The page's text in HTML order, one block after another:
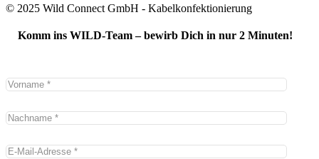
© 2025 Wild Connect GmbH - Kabelkonfektionierung
Komm ins WILD-Team – bewirb Dich in nur 2 Minuten!